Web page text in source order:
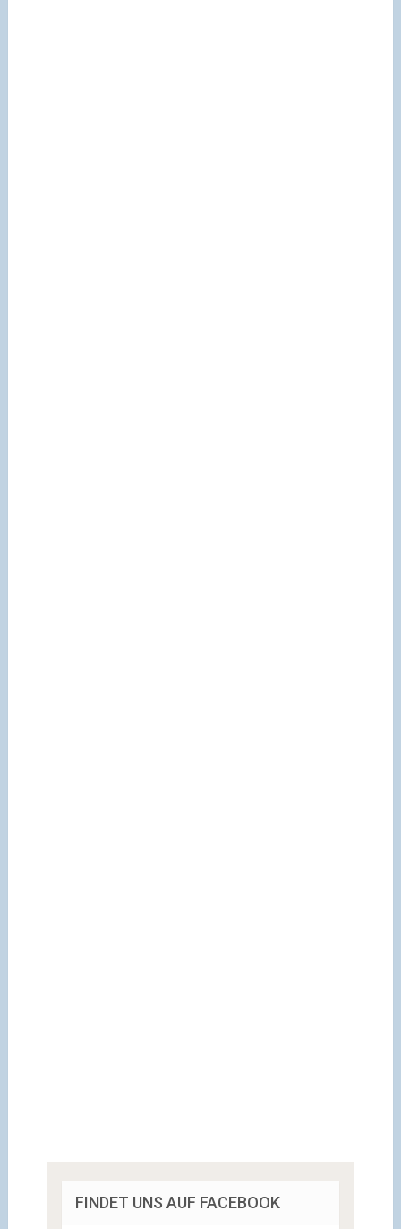
FINDET UNS AUF FACEBOOK